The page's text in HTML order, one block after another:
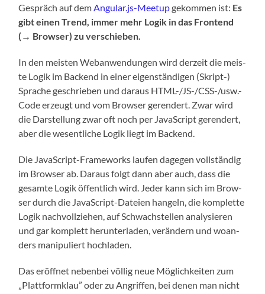
Gespräch auf demAngular.js-Meetupgekom­men ist: Es
gibt einen Trend, immer mehr Logik in das Front­end
(→ Brow­ser) zu verschieben.
In den meis­ten Web­an­wen­dun­gen wird der­zeit die meis­
te Logik im Backend in einer eigen­stän­di­gen (Skript-)
Spra­che geschrie­ben und dar­aus HTML-/JS-/CSS-/usw.-
Code erzeugt und vom Brow­ser ger­en­dert. Zwar wird
die Dar­stel­lung zwar oft noch per Java­Script ger­en­dert,
aber die wesent­li­che Logik liegt im Backend.
Die Java­Script-Frame­works lau­fen dage­gen voll­stän­dig
im Brow­ser ab. Dar­aus folgt dann aber auch, dass die
gesam­te Logik öffent­lich wird. Jeder kann sich im Brow­
ser durch die Java­Script-Datei­en han­geln, die kom­plet­te
Logik nach­voll­zie­hen, auf Schwach­stel­len ana­ly­sie­ren
und gar kom­plett her­un­ter­la­den, ver­än­dern und woan­
ders mani­pu­liert hochladen.
Das eröff­net neben­bei völ­lig neue Mög­lich­kei­ten zum
„Platt­form­klau” oder zu Angrif­fen, bei denen man nicht